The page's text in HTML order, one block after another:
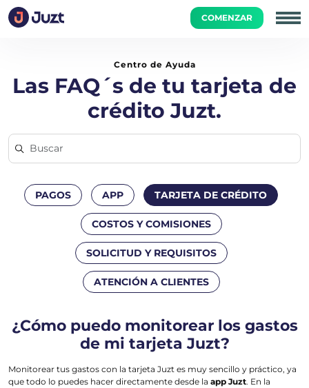
COMENZAR
Inicio Tarjeta de Crédito ¿Cómo puedo monitorear los
Centro de Ayuda
Las FAQ´s de tu tarjeta de
crédito Juzt.
PAGOS APP TARJETA DE CRÉDITO
COSTOS Y COMISIONES
SOLICITUD Y REQUISITOS
ATENCIÓN A CLIENTES
¿Cómo puedo monitorear los gastos
de mi tarjeta Juzt?
Monitorear tus gastos con la tarjeta Juzt es muy sencillo y práctico, ya
que todo lo puedes hacer directamente desde la app Juzt. En la